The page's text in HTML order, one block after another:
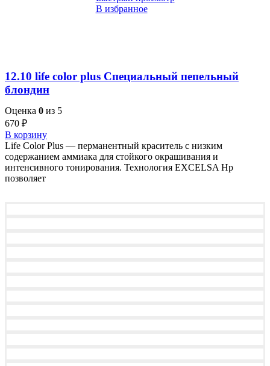
В избранное
12.10 life color plus Специальный пепельный
блондин
Оценка 0 из 5
670 ₽
В корзину
Life Color Plus — перманентный краситель с низким
содержанием аммиака для стойкого окрашивания и
интенсивного тонирования. Технология EXCELSA Hp
позволяет